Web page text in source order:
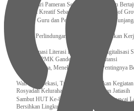
Menghadiri Pameran Seni Meiro Collection
Ekonomi Kreatif Sebagai The New Engine of
120.067 Guru dan Pengawas PAI Terima
Perkuat Perlindungan KI Kemenkum Sahkan
Transformasi Literasi Keuangan dan Digitalisasi
Kemenko PMK Gandeng Beberapa Intansi
Peduli Sesama, Menekraf Tekankan Pentingnya
Wali Kota Bekasi, Tri Adhianto Lakukan
Rosyadah Kelurahan Jatirasa Kecamatan Jatiasih
Sambut HUT Ke-81 Kemerdekaan RI, Pegawai
Bersihkan Lingkungan Kantor